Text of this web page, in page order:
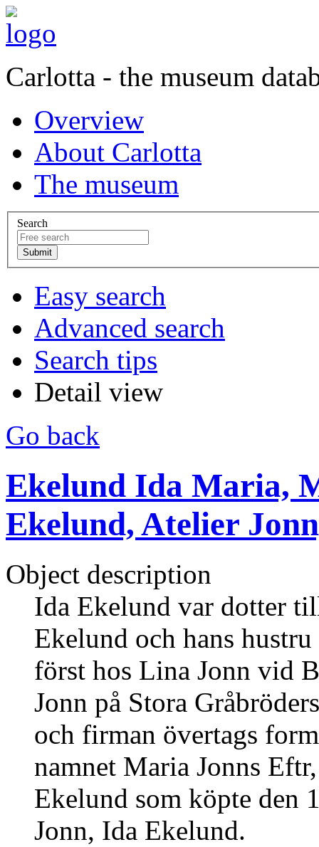
Carlotta - the museum
Overview
About Carlotta
The museum
Search
Easy search
Advanced search
Search tips
Detail view
Go back
Ekelund Ida Maria,
Ekelund, Atelier
Object description
Ida Ekelund var dotter
Ekelund och hans
först hos Lina Jonn vid
Jonn på Stora
och firman övertags
namnet Maria Jonns
Ekelund som köpte den
Jonn, Ida Ekelund.